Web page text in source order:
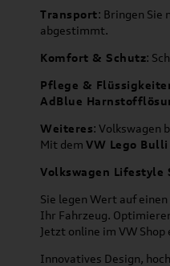
Transport: Bringen Sie
abgestimmt.
Komfort & Schutz:
Pflege &
AdBlue
Weiteres: Volkswagen
Mit dem VW Lego Bulli
Volkswagen Lifestyle
Sie legen Wert auf
Ihr Fahrzeug.
Jetzt online im VW
Innovatives Design,